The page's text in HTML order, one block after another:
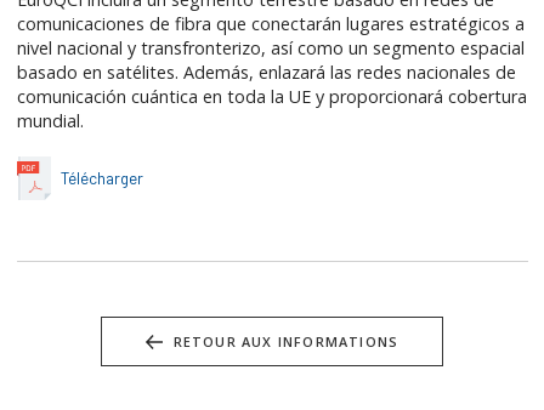
comunicaciones de fibra que conectarán lugares estratégicos a
nivel nacional y transfronterizo, así como un segmento espacial
basado en satélites. Además, enlazará las redes nacionales de
comunicación cuántica en toda la UE y proporcionará cobertura
mundial.
Télécharger
RETOUR AUX INFORMATIONS